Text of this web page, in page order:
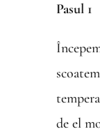
Pasul 1
de el